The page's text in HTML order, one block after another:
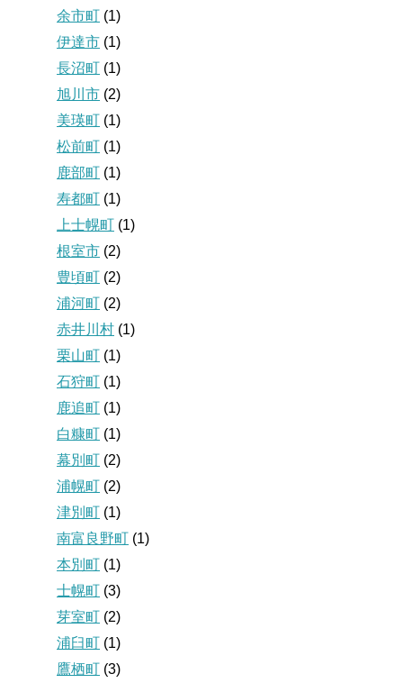
余市町 (1)
伊達市 (1)
長沼町 (1)
旭川市 (2)
美瑛町 (1)
松前町 (1)
鹿部町 (1)
寿都町 (1)
上士幌町 (1)
根室市 (2)
豊頃町 (2)
浦河町 (2)
赤井川村 (1)
栗山町 (1)
石狩町 (1)
鹿追町 (1)
白糠町 (1)
幕別町 (2)
浦幌町 (2)
津別町 (1)
南富良野町 (1)
本別町 (1)
士幌町 (3)
芽室町 (2)
浦臼町 (1)
鷹栖町 (3)